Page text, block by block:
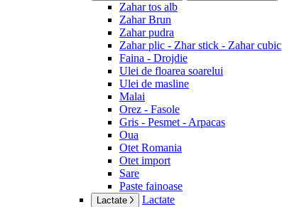
Zahar tos alb
Zahar Brun
Zahar pudra
Zahar plic - Zhar stick - Zahar cubic
Faina - Drojdie
Ulei de floarea soarelui
Ulei de masline
Malai
Orez - Fasole
Gris - Pesmet - Arpacas
Oua
Otet Romania
Otet import
Sare
Paste fainoase
Lactate Lactate